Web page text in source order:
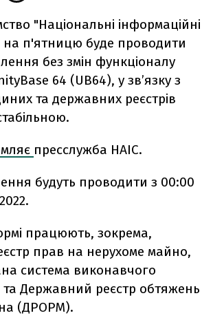
"Національні інформаційні
на п'ятницю буде проводити
без змін функціоналу
64 (UB64), у зв’язку з
та державних реєстрів
пресслужба НАІС.
будуть проводити з 00:00
працюють, зокрема,
прав на нерухоме майно,
система виконавчого
Державний реєстр обтяжень
(ДРОРМ).